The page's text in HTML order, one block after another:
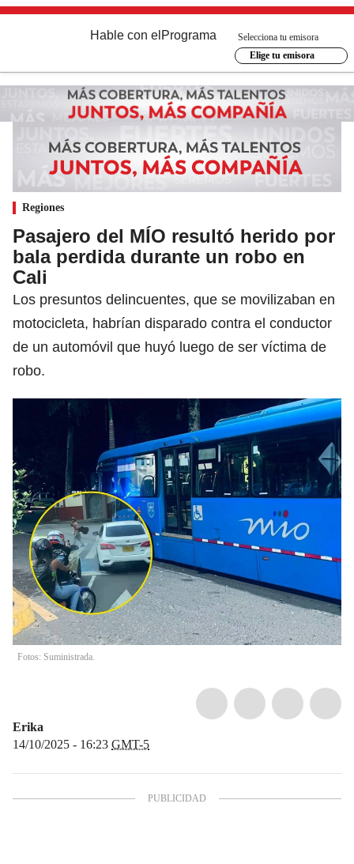
Hable con el Programa
Selecciona tu emisora
Elige tu emisora
Regiones
Pasajero del MÍO resultó herido por
bala perdida durante un robo en
Cali
Los presuntos delincuentes, que se movilizaban en
motocicleta, habrían disparado contra el conductor
de un automóvil que huyó luego de ser víctima de
robo.
Fotos: Suministrada.
Erika
14/10/2025 - 16:23 GMT-5